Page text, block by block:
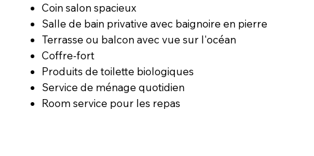
Coin salon spacieux
Salle de bain privative avec baignoire en pierre
Terrasse ou balcon avec vue sur l'océan
Coffre-fort
Produits de toilette biologiques
Service de ménage quotidien
Room service pour les repas